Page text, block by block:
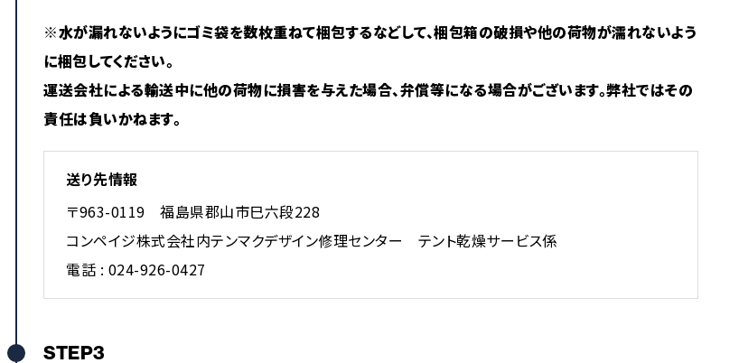
※水が漏れないようにゴミ袋を数枚重ねて梱包するなどして、梱包箱の破損や他の荷物が濡れないよう
に梱包してください。
運送会社による輸送中に他の荷物に損害を与えた場合、弁償等になる場合がございます。弊社ではその
責任は負いかねます。
送り先情報
〒963-0119 福島県郡山市巳六段228
コンペイジ株式会社内テンマクデザイン修理センター テント乾燥サービス係
電話 : 024-926-0427
STEP3